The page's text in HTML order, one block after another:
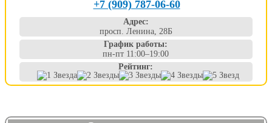
+7 (909) 787-06-60
Адрес:
просп. Ленина, 28Б
График работы:
пн-пт 11:00–19:00
Рейтинг: